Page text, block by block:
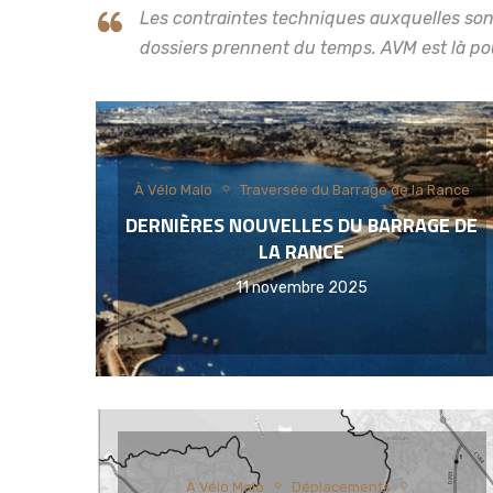
Les contraintes techniques auxquelles
dossiers prennent du temps. AVM est là
À Vélo Malo Traversée du Barrage de la Rance
DERNIÈRES NOUVELLES DU BARRAGE DE
LA RANCE
11 novembre 2025
À Vélo Malo
Déplacements